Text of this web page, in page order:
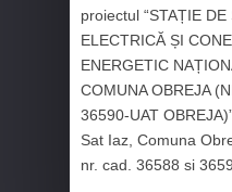
proiectul “STAȚIE
ELECTRICĂ ȘI
ENERGETIC
COMUNA OBREJA
36590-UAT
Sat Iaz, Comuna
nr. cad. 36588 si